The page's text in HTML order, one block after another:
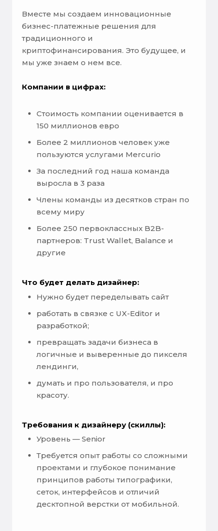
Вместе мы создаем инновационные
бизнес-платежные решения для
традиционного и
криптофинансирования. Это будущее, и
мы уже знаем о нем все.
Компании в цифрах:
Стоимость компании оценивается в
150 миллионов евро
Более 2 миллионов человек уже
пользуются услугами Mercurio
За последний год наша команда
выросла в 3 раза
Члены команды из десятков стран по
всему миру
Более 250 первоклассных B2B-
партнеров: Trust Wallet, Balance и
другие
Что будет делать дизайнер:
Нужно будет переделывать сайт
работать в связке с UX-Editor и
разработкой;
превращать задачи бизнеса в
логичные и выверенные до пикселя
лендинги,
думать и про пользователя, и про
красоту.
Требования к дизайнеру (скиллы):
Уровень — Senior
Требуется опыт работы со сложными
проектами и глубокое понимание
принципов работы типографики,
сеток, интерфейсов и отличий
десктопной верстки от мобильной.